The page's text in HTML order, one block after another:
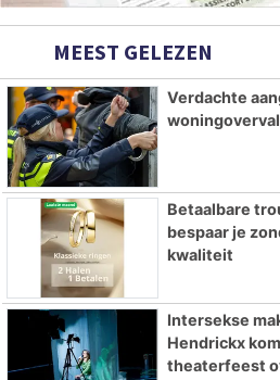
MEEST GELEZEN
Verdachte
Betaalbare
bespaar je
kwaliteit
Intersekse
Hendrickx
theaterfeest